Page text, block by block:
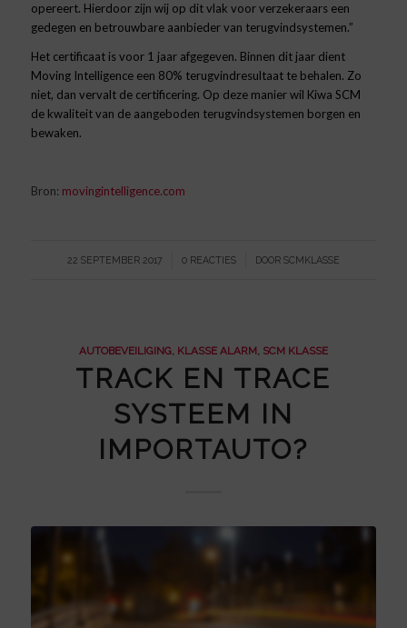
opereert. Hierdoor zijn wij op dit vlak voor verzekeraars een
gedegen en betrouwbare aanbieder van terugvindsystemen.”
Het certificaat is voor 1 jaar afgegeven. Binnen dit jaar dient
Moving Intelligence een 80% terugvindresultaat te behalen. Zo
niet, dan vervalt de certificering. Op deze manier wil Kiwa SCM
de kwaliteit van de aangeboden terugvindsystemen borgen en
bewaken.
Bron: movingintelligence.com
22 SEPTEMBER 2017
/ 0 REACTIES
/ DOOR SCMKLASSE
AUTOBEVEILIGING, KLASSE ALARM, SCM KLASSE
TRACK EN TRACE
SYSTEEM IN
IMPORTAUTO?